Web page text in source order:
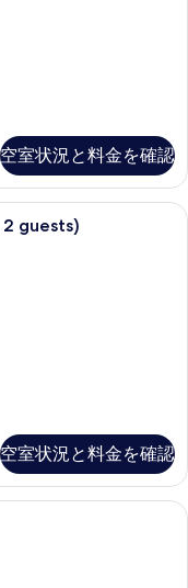
空室状況と料金を確認
、WiFi (無料)、客室ごとに
guests)
空室状況と料金を確認
、WiFi (無料)、客室ごとに